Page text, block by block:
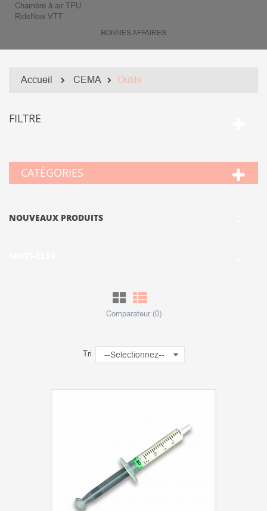
Chambre à air TPU
RideNow VTT
BONNES AFFAIRES
Accueil CEMA Outils
FILTRE
CATÉGORIES
NOUVEAUX PRODUITS
Comparateur (0)
Tri --Selectionnez--